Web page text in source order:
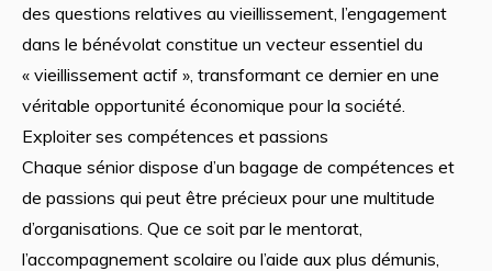
des questions relatives au vieillissement, l’engagement
dans le bénévolat constitue un vecteur essentiel du
« vieillissement actif », transformant ce dernier en une
véritable opportunité économique pour la société.
Exploiter ses compétences et passions
Chaque sénior dispose d’un bagage de compétences et
de passions qui peut être précieux pour une multitude
d’organisations. Que ce soit par le mentorat,
l’accompagnement scolaire ou l’aide aux plus démunis,